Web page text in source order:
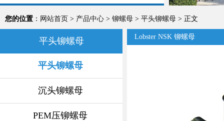
您的位置 ： 网站首页 > 产品中心 > 铆螺母 > 平头铆螺母 > 正文
平头铆螺母
平头铆螺母
沉头铆螺母
PEM压铆螺母
Lobster NSK 铆螺母